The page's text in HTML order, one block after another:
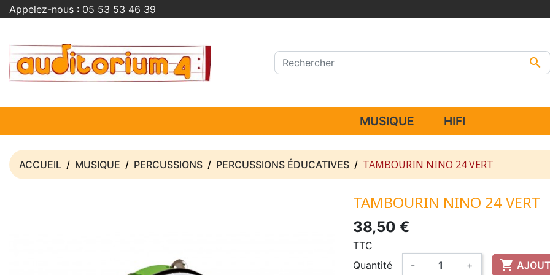
Appelez-nous : 05 53 53 46 39

MUSIQUE HIFI
ACCUEIL MUSIQUE PERCUSSIONS PERCUSSIONS ÉDUCATIVES TAMBOURIN NINO 24 VERT
TAMBOURIN NINO 24 VERT
38,50 €
TTC
Quantité
- + 